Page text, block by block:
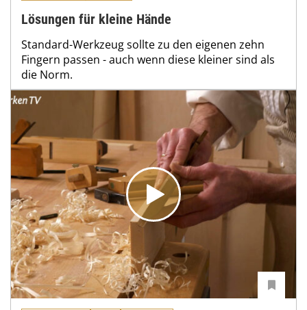
Lösungen für kleine Hände
Standard-Werkzeug sollte zu den eigenen zehn
Fingern passen - auch wenn diese kleiner sind als
die Norm.